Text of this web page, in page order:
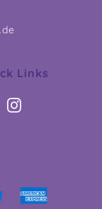
Links